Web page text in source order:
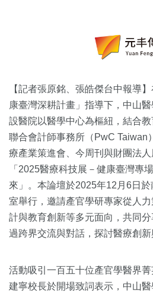
【記者張原銘、張皓傑台中報導
康臺灣深耕計畫」指導下，中山
設醫院以醫學中心為樞紐，結合
聯合會計師事務所（PwC Taiwan
療產業策進會、今周刊與財團法
「2025醫療科技展－健康臺灣專
來」。本論壇於2025年12月6日
室舉行，邀請產官學研專家從人
計與教育創新等多元面向，共同
過跨界交流與對話，探討醫療創新
活動吸引一百五十位產官學醫界
建寧校長於開場致詞表示，中山